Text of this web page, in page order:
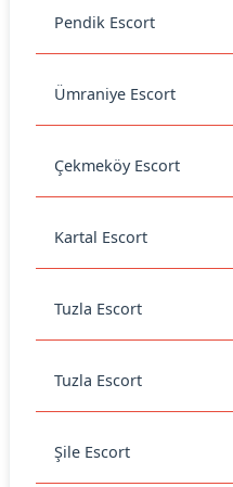
Pendik Escort
Ümraniye Escort
Çekmeköy Escort
Kartal Escort
Tuzla Escort
Tuzla Escort
Şile Escort